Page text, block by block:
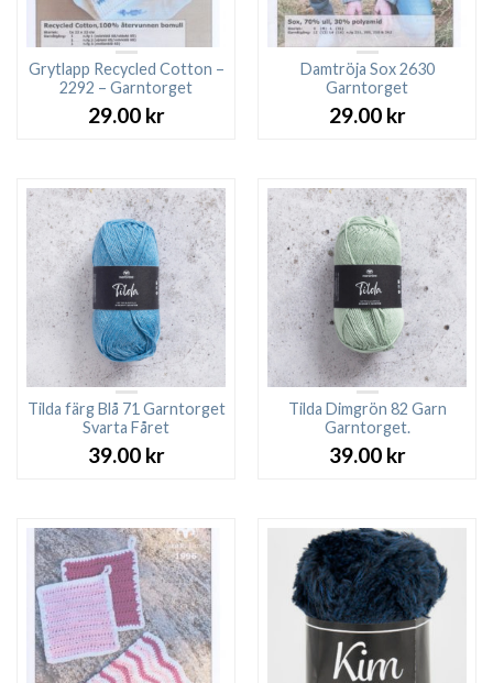
Grytlapp Recycled Cotton –
2292 – Garntorget
29.00 kr
Damtröja Sox 2630
Garntorget
29.00 kr
Tilda färg Blå 71 Garntorget
Svarta Fåret
39.00 kr
Tilda Dimgrön 82 Garn
Garntorget.
39.00 kr